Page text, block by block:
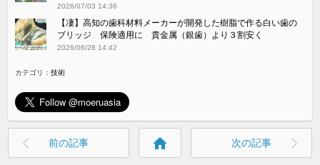
2026/07/03 14:36
【凄】高知の歯科材料メーカーが開発した樹脂で作る白い歯の
ブリッジ 保険適用に 貴金属（銀歯）より３割安く
2026/06/28 14:42
カテゴリ：技術
前の記事 home 次の記事